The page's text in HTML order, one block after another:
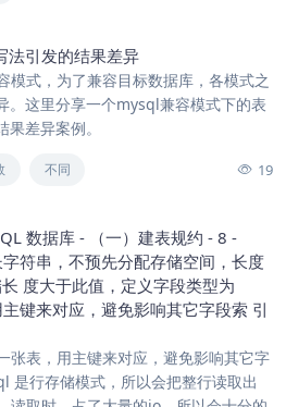
法引发的结果差异
模式，为了兼容目标数据库，各模式之
。这里分享一个mysql兼容模式下的表
差异案例。
不同 19
数据库 - （一）建表规约 - 8 -
符串，不预先分配存储空间，长度
度大于此值，定义字段类型为
键来对应，避免影响其它字段索 引
张表，用主键来对应，避免影响其它字
是行存储模式，所以会把整行读取出